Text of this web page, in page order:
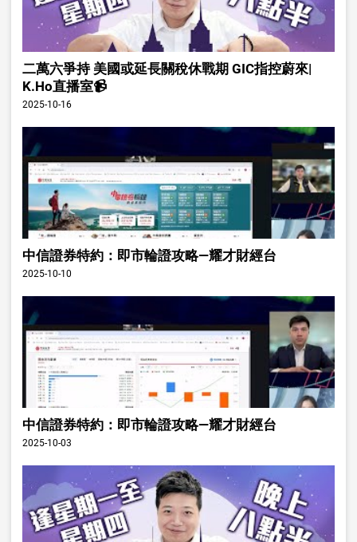
二萬六爭持 美國或延長關稅休戰期 GIC指控蔚來|
K.Ho直播室📹
2025-10-16
中信證券特約：即市輪證攻略—耀才財經台
2025-10-10
中信證券特約：即市輪證攻略—耀才財經台
2025-10-03